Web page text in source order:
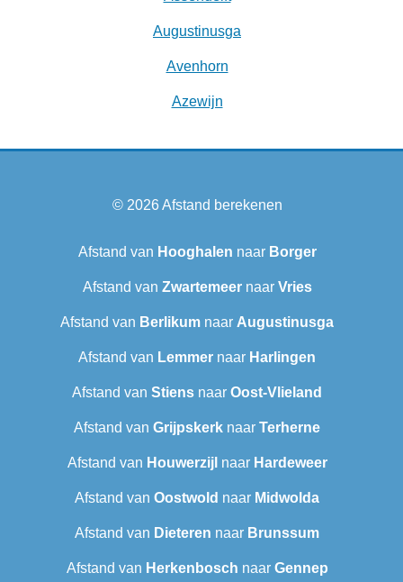
Augustinusga
Avenhorn
Azewijn
© 2026Afstand berekenen
Afstand van Hooghalen naar Borger
Afstand van Zwartemeernaar Vries
Afstand van Berlikum naar Augustinusga
Afstand van Lemmer naar Harlingen
Afstand van Stiens naar Oost-Vlieland
Afstand van Grijpskerk naar Terherne
Afstand van Houwerzijl naar Hardeweer
Afstand van Oostwold naar Midwolda
Afstand van Dieteren naar Brunssum
Afstand van Herkenbosch naar Gennep